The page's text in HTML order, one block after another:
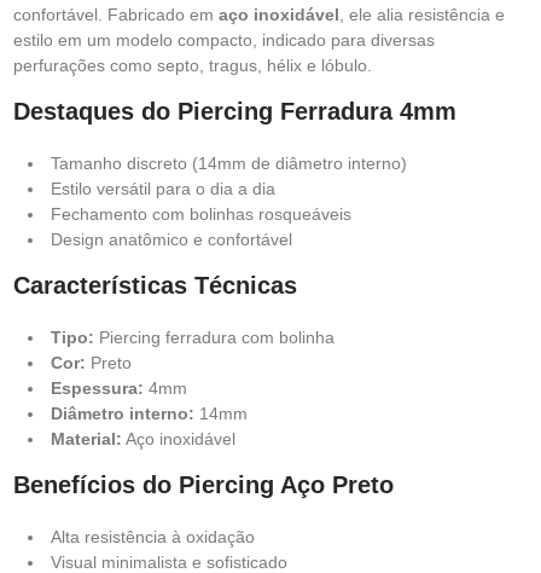
confortável. Fabricado em aço inoxidável , ele alia resistência e
estilo em um modelo compacto, indicado para diversas
perfurações como septo, tragus, hélix e lóbulo.
Destaques do Piercing Ferradura 4mm
Tamanho discreto (14mm de diâmetro interno)
Estilo versátil para o dia a dia
Fechamento com bolinhas rosqueáveis
Design anatômico e confortável
Características Técnicas
Tipo: Piercing ferradura com bolinha
Cor: Preto
Espessura: 4mm
Diâmetro interno: 14mm
Material: Aço inoxidável
Benefícios do Piercing Aço Preto
Alta resistência à oxidação
Visual minimalista e sofisticado